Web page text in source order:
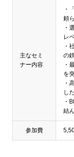
主なセミ
ナー内容
・
頼
・
レ
・
の
・
を
・
し
・
結
参加費